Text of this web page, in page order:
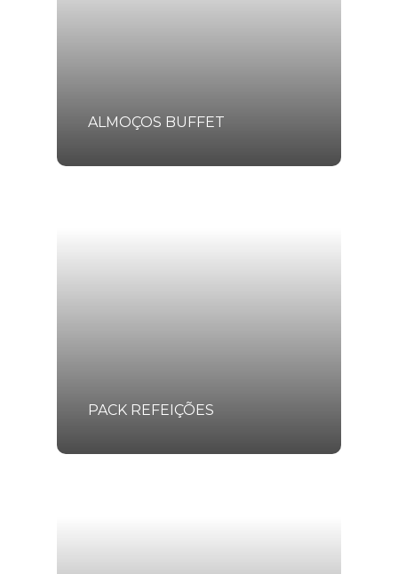
ALMOÇOS BUFFET
PACK REFEIÇÕES